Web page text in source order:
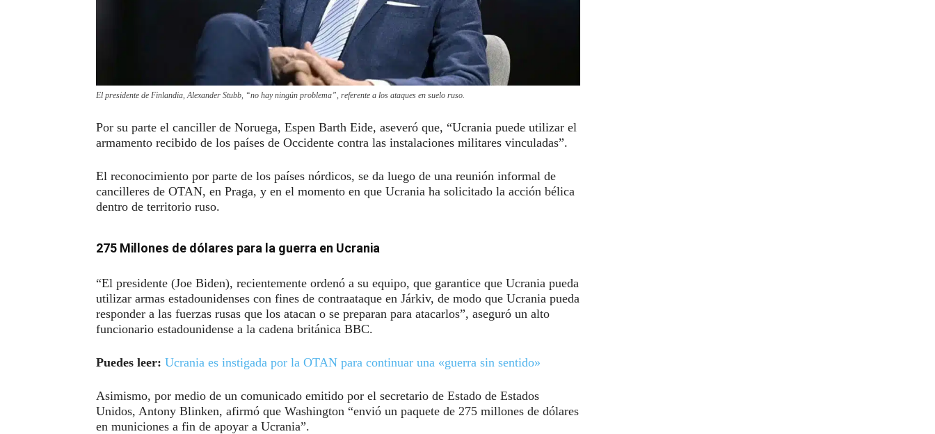
El presidente de Finlandia, Alexander Stubb, “no hay ningún problema”, referente a los ataques en suelo ruso.
Por su parte el canciller de Noruega, Espen Barth Eide, aseveró que, “Ucrania puede utilizar el
armamento recibido de los países de Occidente contra las instalaciones militares vinculadas”.
El reconocimiento por parte de los países nórdicos, se da luego de una reunión informal de
cancilleres de OTAN, en Praga, y en el momento en que Ucrania ha solicitado la acción bélica
dentro de territorio ruso.
275 Millones de dólares para la guerra en Ucrania
“El presidente (Joe Biden), recientemente ordenó a su equipo, que garantice que Ucrania pueda
utilizar armas estadounidenses con fines de contraataque en Járkiv, de modo que Ucrania pueda
responder a las fuerzas rusas que los atacan o se preparan para atacarlos”, aseguró un alto
funcionario estadounidense a la cadena británica BBC.
Puedes leer: Ucrania es instigada por la OTAN para continuar una «guerra sin sentido»
Asimismo, por medio de un comunicado emitido por el secretario de Estado de Estados
Unidos, Antony Blinken, afirmó que Washington “envió un paquete de 275 millones de dólares
en municiones a fin de apoyar a Ucrania”.